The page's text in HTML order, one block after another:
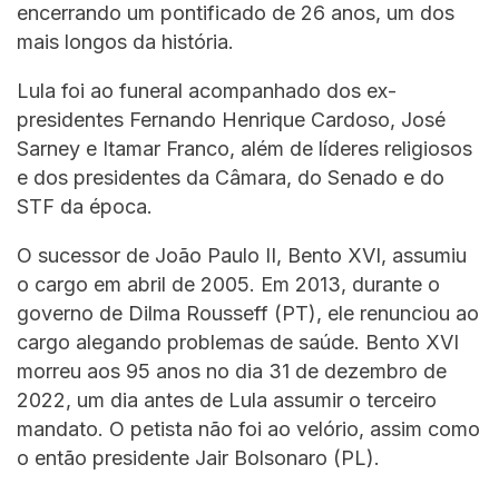
encerrando um pontificado de 26 anos, um dos
mais longos da história.
Lula foi ao funeral acompanhado dos ex-
presidentes Fernando Henrique Cardoso, José
Sarney e Itamar Franco, além de líderes religiosos
e dos presidentes da Câmara, do Senado e do
STF da época.
O sucessor de João Paulo II, Bento XVI, assumiu
o cargo em abril de 2005. Em 2013, durante o
governo de Dilma Rousseff (PT), ele renunciou ao
cargo alegando problemas de saúde. Bento XVI
morreu aos 95 anos no dia 31 de dezembro de
2022, um dia antes de Lula assumir o terceiro
mandato. O petista não foi ao velório, assim como
o então presidente Jair Bolsonaro (PL).